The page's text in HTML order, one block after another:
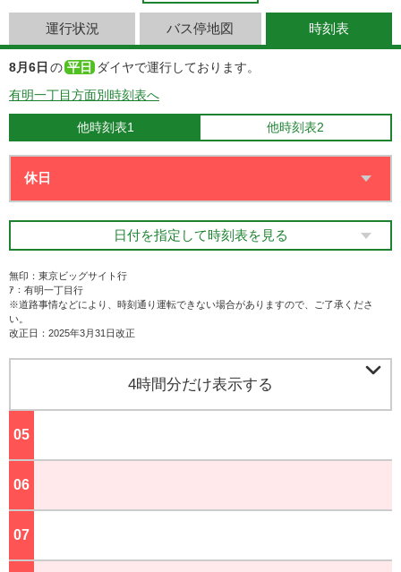
運行状況 バス停地図 時刻表
8月6日 の 平日
ダイヤで運行しております。
有明一丁目方面別時刻表へ
他時刻表1 他時刻表2
日付を指定して時刻表を見る
無印：東京ビッグサイト行
ｱ：有明一丁目行
※道路事情などにより、時刻通り運転できない場合がありますので、ご了承くださ
い。
改正日：2025年3月31日改正
4時間分だけ表示する 
05
06
07